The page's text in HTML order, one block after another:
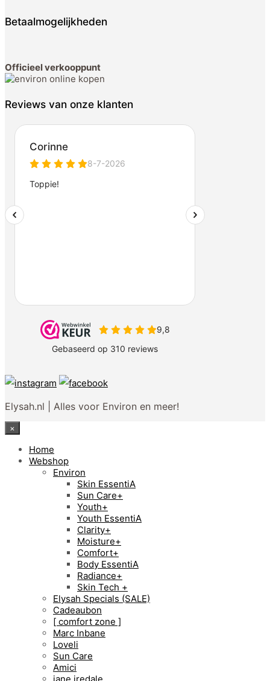
Betaalmogelijkheden
Officieel verkooppunt
Reviews van onze klanten
Elysah.nl | Alles voor Environ en meer!
×
Home
Webshop
Environ
Skin EssentiA
Sun Care+
Youth+
Youth EssentiA
Clarity+
Moisture+
Comfort+
Body EssentiA
Radiance+
Skin Tech +
Elysah Specials (SALE)
Cadeaubon
[ comfort zone ]
Marc Inbane
Loveli
Sun Care
Amici
jane iredale